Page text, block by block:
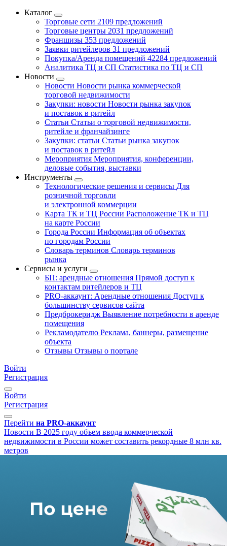
Каталог
Торговые сети 2109 предложений
Торговые центры 2031 предложений
Франшизы 353 предложений
Заявки ритейлеров 31 предложений
Покупка/Аренда помещений 42284 предложений
Аналитика ТЦ и СП Статистика по ТЦ и СП
Новости
Новости Новости рынка коммерческой
торговой недвижимости
Закупки: новости Новости рынка закупок
и поставок в ритейл
Статьи Статьи о торговой недвижимости,
ритейле и франчайзинге
Закупки: статьи Статьи рынка закупок
и поставок в ритейл
Мероприятия Мероприятия, конференции,
деловые события, выставки
Инструменты
Технологические решения и сервисы Для
розничной торговли
и электронной коммерции
Карта ТК и ТЦ России Расположение ТК и ТЦ
на карте России
Города России Информация об объектах
по городам России
Словарь терминов Словарь терминов
рынка
Сервисы и услуги
БП: арендные отношения Прямой доступ к
контактам ритейлеров и ТЦ
PRO-аккаунт: Арендные отношения Доступ к
большинству сервисов сайта
Предброкеридж Выявление потребности в аренде
помещения
Рекламодателю Реклама, баннеры, размещение
объекта
Отзывы Отзывы о портале
Войти
Регистрация
Войти
Регистрация
Перейти на PRO-аккаунт
Новости В 2025 году объем ввода коммерческой
недвижимости в России может составить рекордные 8 млн кв.
метров